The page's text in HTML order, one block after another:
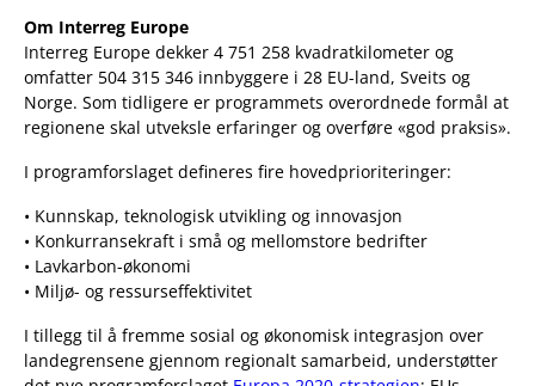
Om Interreg Europe
Interreg Europe dekker 4 751 258 kvadratkilometer og
omfatter 504 315 346 innbyggere i 28 EU-land, Sveits og
Norge. Som tidligere er programmets overordnede formål at
regionene skal utveksle erfaringer og overføre «god praksis».
I programforslaget defineres fire hovedprioriteringer:
• Kunnskap, teknologisk utvikling og innovasjon
• Konkurransekraft i små og mellomstore bedrifter
• Lavkarbon-økonomi
• Miljø- og ressurseffektivitet
I tillegg til å fremme sosial og økonomisk integrasjon over
landegrensene gjennom regionalt samarbeid, understøtter